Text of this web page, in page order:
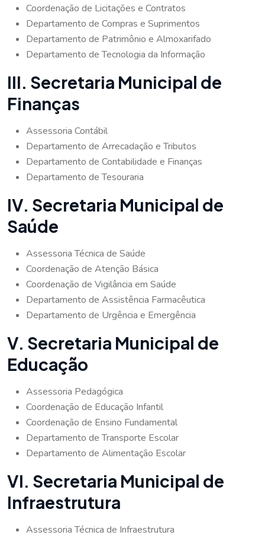
Coordenação de Licitações e Contratos
Departamento de Compras e Suprimentos
Departamento de Patrimônio e Almoxarifado
Departamento de Tecnologia da Informação
III. Secretaria Municipal de
Finanças
Assessoria Contábil
Departamento de Arrecadação e Tributos
Departamento de Contabilidade e Finanças
Departamento de Tesouraria
IV. Secretaria Municipal de
Saúde
Assessoria Técnica de Saúde
Coordenação de Atenção Básica
Coordenação de Vigilância em Saúde
Departamento de Assistência Farmacêutica
Departamento de Urgência e Emergência
V. Secretaria Municipal de
Educação
Assessoria Pedagógica
Coordenação de Educação Infantil
Coordenação de Ensino Fundamental
Departamento de Transporte Escolar
Departamento de Alimentação Escolar
VI. Secretaria Municipal de
Infraestrutura
Assessoria Técnica de Infraestrutura